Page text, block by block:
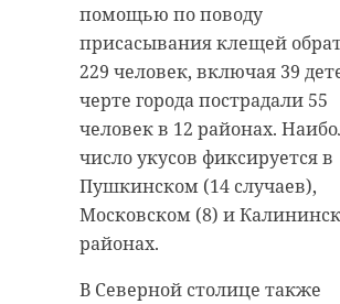
помощью по поводу
присасывания клещей
229 человек, включая 39
черте города пострадали 55
человек в 12 районах.
число укусов фиксируется в
Пушкинском (14 случаев),
Московском (8) и
районах.
В Северной столице также
Александр
Дрозденко
начал рабочую
поездку в
Сертолово с
субботника у
храма
Александр Дрозденко прибыл
(Всеволожский район). Он
Радонежского на улице
// Мы есть вMAX. Не
Фото: https://t.me/acclenobl/